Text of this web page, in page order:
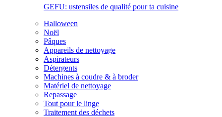
GEFU: ustensiles de qualité pour ta cuisine
Halloween
Noël
Pâques
Appareils de nettoyage
Aspirateurs
Détergents
Machines à coudre & à broder
Matériel de nettoyage
Repassage
Tout pour le linge
Traitement des déchets